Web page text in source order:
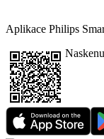
Aplikace Philips